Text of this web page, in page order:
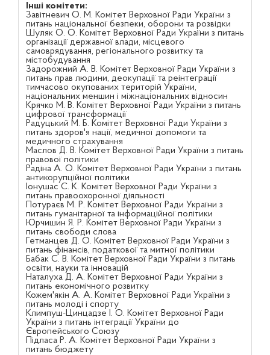
Інші комітети:
Завітневич О. М. Комітет Верховної Ради України з
питань національної безпеки, оборони та розвідки
Шуляк О. О. Комітет Верховної Ради України з питань
організації державної влади, місцевого
самоврядування, регіонального розвитку та
містобудування
Задорожний А. В. Комітет Верховної Ради України з
питань прав людини, деокупації та реінтеграції
тимчасово окупованих територій України,
національних меншин і міжнаціональних відносин
Крячко М. В. Комітет Верховної Ради України з питань
цифрової трансформації
Радуцький М. Б. Комітет Верховної Ради України з
питань здоров'я нації, медичної допомоги та
медичного страхування
Маслов Д. В. Комітет Верховної Ради України з питань
правової політики
Радіна А. О. Комітет Верховної Ради України з питань
антикорупційної політики
Іонушас С. К. Комітет Верховної Ради України з
питань правоохоронної діяльності
Потураєв М. Р. Комітет Верховної Ради України з
питань гуманітарної та інформаційної політики
Юрчишин Я. Р. Комітет Верховної Ради України з
питань свободи слова
Гетманцев Д. О. Комітет Верховної Ради України з
питань фінансів, податкової та митної політики
Бабак С. В. Комітет Верховної Ради України з питань
освіти, науки та інновацій
Наталуха Д. А. Комітет Верховної Ради України з
питань економічного розвитку
Кожем'якін А. А. Комітет Верховної Ради України з
питань молоді і спорту
Климпуш-Цинцадзе І. О. Комітет Верховної Ради
України з питань інтеграції України до
Європейського Союзу
Підласа Р. А. Комітет Верховної Ради України з
питань бюджету